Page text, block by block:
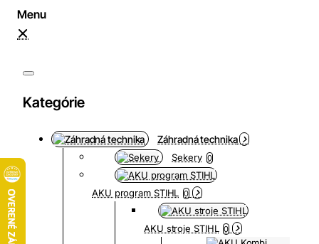
Kategórie
Záhradná technika
Sekery 0
AKU program STIHL 0
AKU stroje STIHL 0